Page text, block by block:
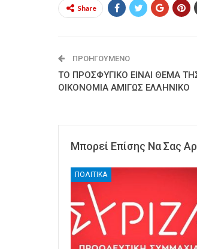
Share
ΠΡΟΗΓΟΎΜΕΝΟ
ΤΟ ΠΡΟΣΦΥΓΙΚΟ ΕΙΝΑΙ ΘΕΜΑ
ΟΙΚΟΝΟΜΙΑ ΑΜΙΓΩΣ ΕΛΛΗΝΙΚΟ
Μπορεί Επίσης Να Σας
ΠΟΛΙΤΙΚΑ